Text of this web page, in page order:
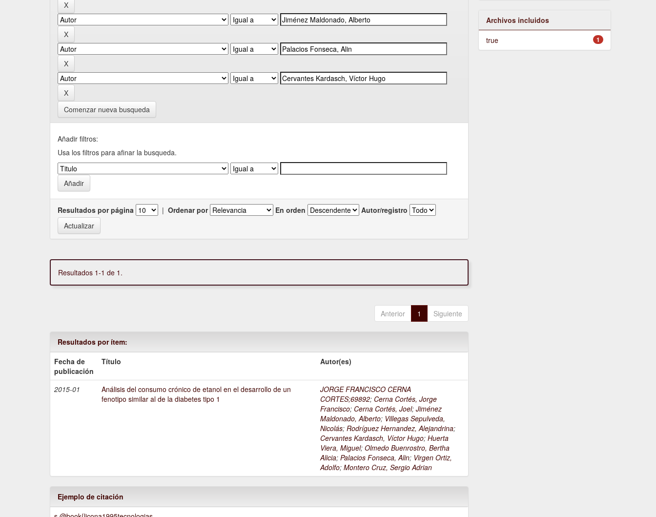
Comenzar nueva busqueda
Añadir filtros:
Usa los filtros para afinar la busqueda.
Resultados por página | Ordenar por En orden Autor/registro
Resultados 1-1 de 1.
Anterior 1 Siguiente
Resultados por ítem:
Fecha de
publicación
Título Autor(es)
2015-01
Análisis del consumo crónico de etanol en el desarrollo de un
fenotipo similar al de la diabetes tipo 1
JORGE FRANCISCO CERNA
CORTES;69892; Cerna Cortés, Jorge
Francisco; Cerna Cortés, Joel;Jiménez
Maldonado, Alberto; Villegas Sepulveda,
Nicolás;Rodríguez Hernandez, Alejandrina;
Cervantes Kardasch, Víctor Hugo;Huerta
Viera, Miguel;Olmedo Buenrostro, Bertha
Alicia;Palacios Fonseca, Alin; Virgen Ortiz,
Adolfo;Montero Cruz, Sergio Adrian
Ejemplo de citación
Archivos incluidos
1
true